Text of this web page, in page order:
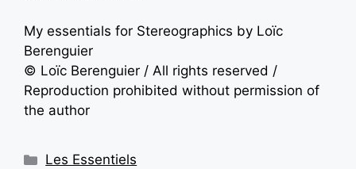
My essentials for Stereographics by Loïc
Berenguier
© Loïc Berenguier / All rights reserved /
Reproduction prohibited without permission of
the author
Les Essentiels